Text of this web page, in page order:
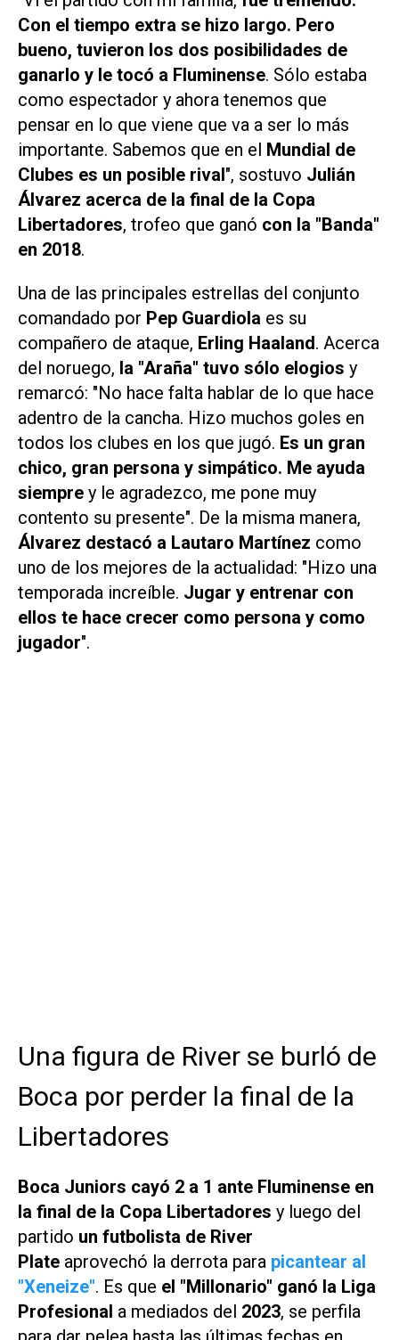
Con el tiempo extra se hizo largo. Pero
bueno, tuvieron los dos posibilidades de
ganarlo y le tocó a Fluminense. Sólo estaba
como espectador y ahora tenemos que
pensar en lo que viene que va a ser lo más
importante. Sabemos que en el Mundial de
Clubes es un posible rival", sostuvo Julián
Álvarez acerca de la final de la Copa
Libertadores, trofeo que ganó con la "Banda"
en 2018.
Una de las principales estrellas del conjunto
comandado por Pep Guardiola es su
compañero de ataque, Erling Haaland. Acerca
del noruego, la "Araña" tuvo sólo elogios y
remarcó: "No hace falta hablar de lo que hace
adentro de la cancha. Hizo muchos goles en
todos los clubes en los que jugó. Es un gran
chico, gran persona y simpático. Me ayuda
siempre y le agradezco, me pone muy
contento su presente". De la misma manera,
Álvarez destacó a Lautaro Martínez como
uno de los mejores de la actualidad: "Hizo una
temporada increíble. Jugar y entrenar con
ellos te hace crecer como persona y como
jugador".
Una figura de River se burló de
Boca por perder la final de la
Libertadores
Boca Juniors cayó 2 a 1 ante Fluminense en
la final de la Copa Libertadores y luego del
partido un futbolista de River
Plate aprovechó la derrota para picantear al
"Xeneize". Es que el "Millonario" ganó la Liga
Profesional a mediados del 2023, se perfila